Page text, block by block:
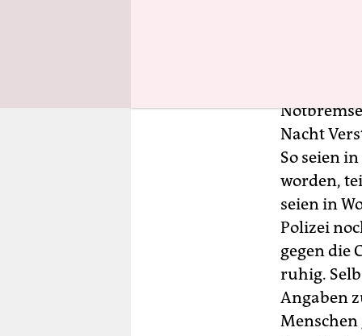
Nur
Nacht
So seien
worden,
seien in
Polizei
gegen die
ruhig.
Angaben